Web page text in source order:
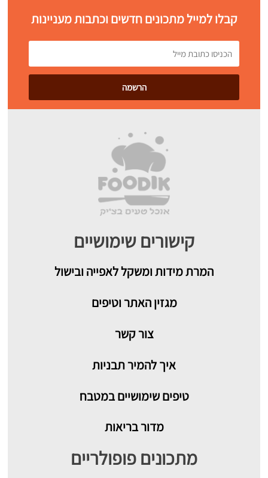
קבלו למייל מתכונים חדשים וכתבות מעניינות
קישורים שימושיים
המרת מידות ומשקל לאפייה ובישול
מגזין האתר וטיפים
צור קשר
איך להמיר תבניות
טיפים שימושיים במטבח
מדור בריאות
מתכונים פופולריים